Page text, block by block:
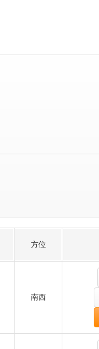
方位
南西